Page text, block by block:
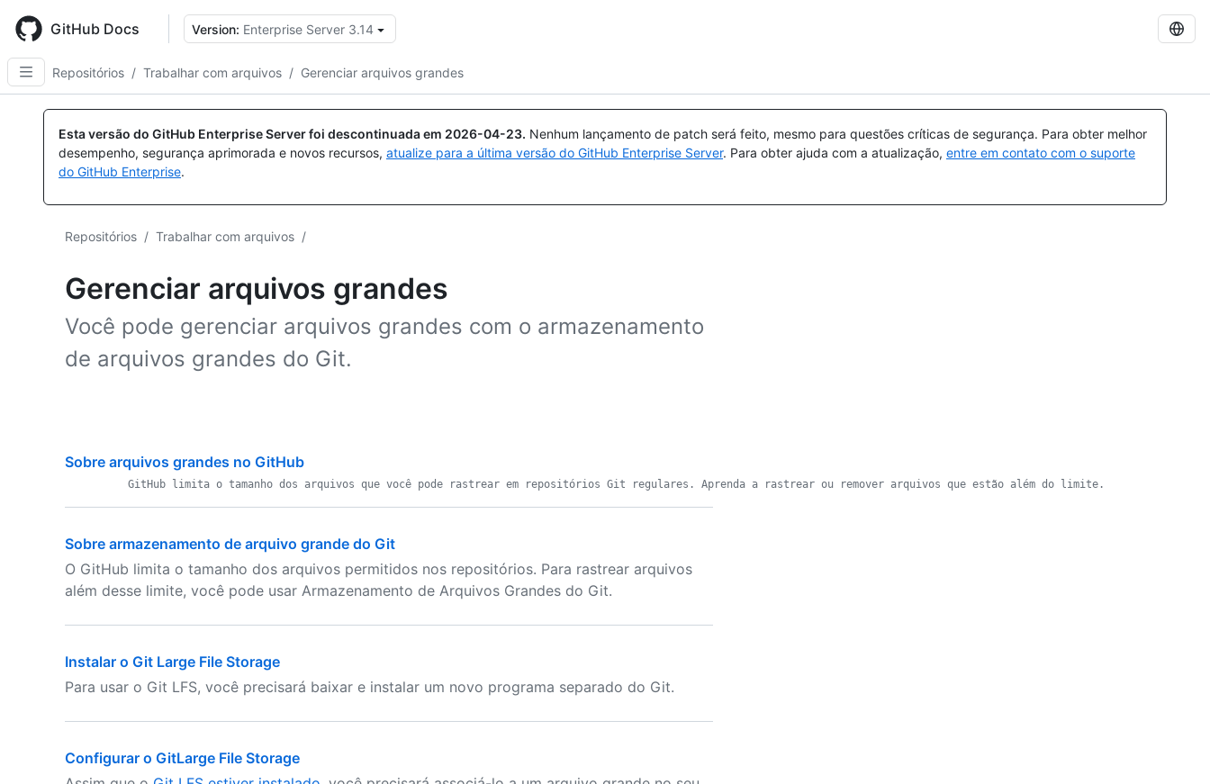
main
content
GitHub Docs Version: Enterprise Server 3.14
Repositórios / Trabalhar com arquivos / Gerenciar arquivos grandes
Esta versão do GitHub Enterprise Server foi descontinuada em 2026-04-23. Nenhum lançamento de patch será feito, mesmo para questões críticas de segurança. Para obter melhor
desempenho, segurança aprimorada e novos recursos, atualize para a última versão do GitHub Enterprise Server. Para obter ajuda com a atualização, entre em contato com o suporte
do GitHub Enterprise.
Repositórios / Trabalhar com arquivos /
Gerenciar arquivos grandes
Você pode gerenciar arquivos grandes com o armazenamento
de arquivos grandes do Git.
Sobre arquivos grandes no GitHub
Sobre armazenamento de arquivo grande do Git
O GitHub limita o tamanho dos arquivos permitidos nos repositórios. Para rastrear arquivos
além desse limite, você pode usar Armazenamento de Arquivos Grandes do Git.
Instalar o Git Large File Storage
Para usar o Git LFS, você precisará baixar e instalar um novo programa separado do Git.
Configurar o GitLarge File Storage